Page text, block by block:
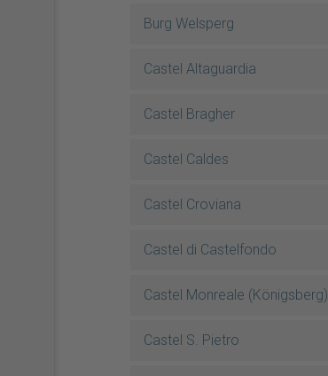
Burg Welsperg
Castel Altaguardia
Castel Bragher
Castel Caldes
Castel Croviana
Castel di Castelfondo
Castel Monreale (Königsberg)
Castel S. Pietro